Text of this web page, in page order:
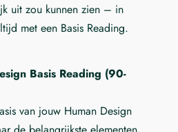
uit zou kunnen zien – in
met een Basis Reading.
Basis Reading (90-
van jouw Human Design